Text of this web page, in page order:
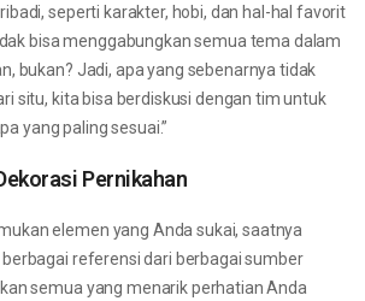
seperti karakter, hobi, dan hal-hal favorit
bisa menggabungkan semua tema dalam
bukan? Jadi, apa yang sebenarnya tidak
situ, kita bisa berdiskusi dengan tim untuk
yang paling sesuai.”
Pernikahan
elemen yang Anda sukai, saatnya
referensi dari berbagai sumber
semua yang menarik perhatian Anda